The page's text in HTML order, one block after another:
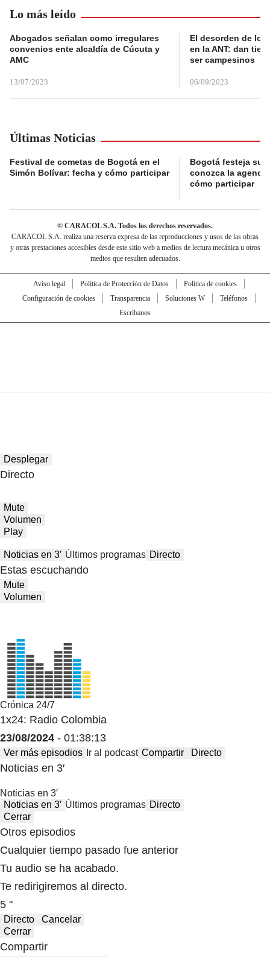
Lo más leído
Abogados señalan como irregulares
convenios ente alcaldía de Cúcuta y
AMC
13/07/2023
El desorden de
en la ANT: dan
ser campesinos
06/09/2023
Últimas Noticias
Festival de cometas de Bogotá en el
Simón Bolívar: fecha y cómo participar
Bogotá festeja su
conozca la
cómo participar
© CARACOL S.A. Todos los derechos reservados.
CARACOL S.A. realiza una reserva expresa de las reproducciones y usos de las obras
y otras prestaciones accesibles desde este sitio web a medios de lectura mecánica u otros
medios que resulten adecuados.
Aviso legal Política de Protección de Datos
Política de cookies
Configuración de cookies
Transparencia Soluciones W
Teléfonos
Escríbanos
Desplegar
Directo
Mute
Volumen
Play
Noticias en 3′ Últimos programas Directo
Estas escuchando
Mute
Volumen
Crónica 24/7
1x24: Radio Colombia
23/08/2024 - 01:38:13
Ver más episodios Ir al podcast Compartir Directo
Noticias en 3′
Noticias en 3′
Noticias en 3′ Últimos programas Directo
Cerrar
Otros episodios
Cualquier tiempo pasado fue anterior
Tu audio se ha acabado.
Te redirigiremos al directo.
5 "
Directo
Cancelar
Cerrar
Compartir